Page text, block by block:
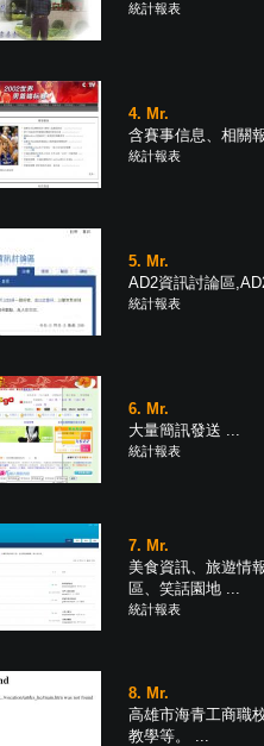
統計報表
4. Mr.
含賽事信息、相關
統計報表
5. Mr.
AD2資訊討論區
統計報表
6. Mr.
大量簡訊發送 ...
統計報表
7. Mr.
美食資訊、旅遊情
區、笑話園地 ...
統計報表
8. Mr.
高雄市海青工商職
教學等。 ...